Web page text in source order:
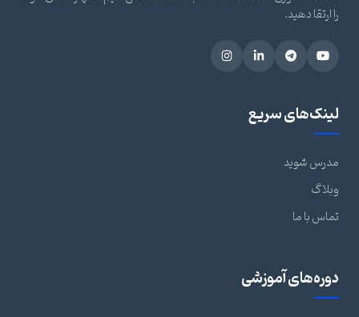
را ارتقا دهید.
لینک‌های سریع
مدرس شوید
وبلاگ
تماس با ما
دوره‌های آموزشی